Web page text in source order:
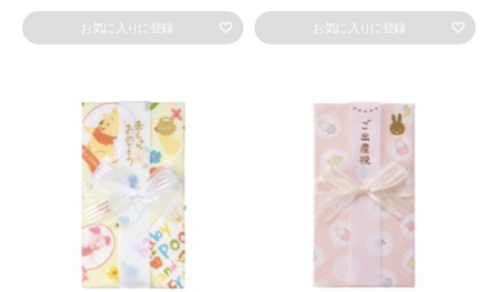
お気に入りに登録 お気に入りに登録